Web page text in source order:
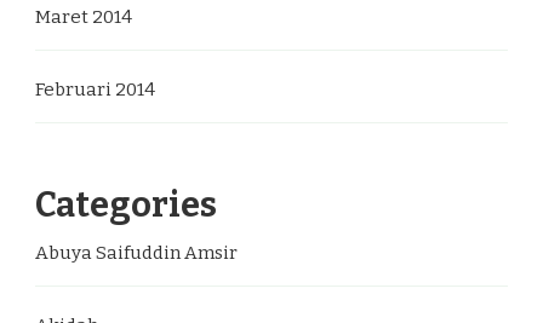
Maret 2014
Februari 2014
Categories
Abuya Saifuddin Amsir